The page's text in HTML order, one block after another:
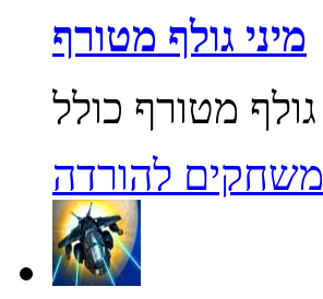
מיני גולף מטורף
משחקים להורדה